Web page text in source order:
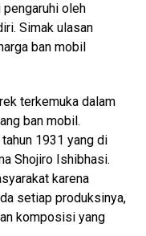
pengaruhi oleh
Simak ulasan
ban mobil
terkemuka dalam
ban mobil.
1931 yang di
Shojiro Ishibhasi.
karena
setiap produksinya,
komposisi yang